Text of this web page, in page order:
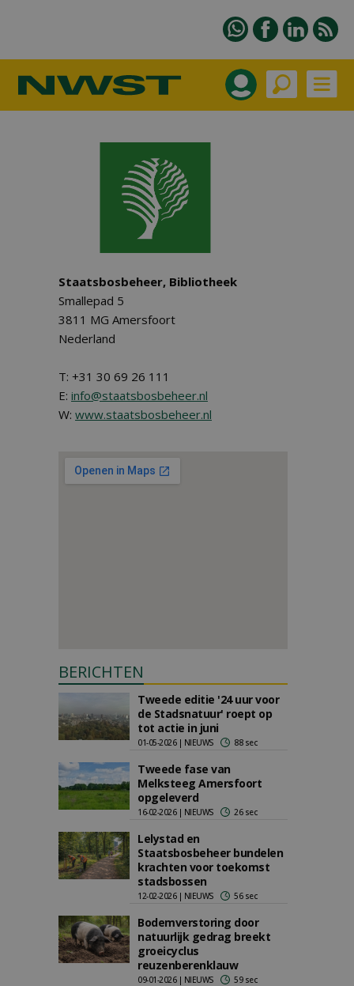
Staatsbosbeheer, Bibliotheek
Smallepad 5
3811 MG Amersfoort
Nederland
T: +31 30 69 26 111
E: info@staatsbosbeheer.nl
W: www.staatsbosbeheer.nl
BERICHTEN
Tweede editie '24 uur voor
de Stadsnatuur' roept op
tot actie in juni
01-05-2026 | NIEUWS 88 sec
Tweede fase van
Melksteeg Amersfoort
opgeleverd
16-02-2026 | NIEUWS 26 sec
Lelystad en
Staatsbosbeheer bundelen
krachten voor toekomst
stadsbossen
12-02-2026 | NIEUWS 56 sec
Bodemverstoring door
natuurlijk gedrag breekt
groeicyclus
reuzenberenklauw
09-01-2026 | NIEUWS 59 sec